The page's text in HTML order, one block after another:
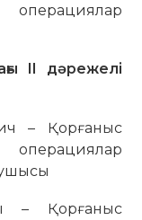
операциялар
II дәрежелі
– Қорғаныс
операциялар
– Қорғаныс